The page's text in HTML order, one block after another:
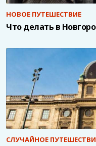
НОВОЕ ПУТЕШЕСТВИЕ
Что делать в
СЛУЧАЙНОЕ